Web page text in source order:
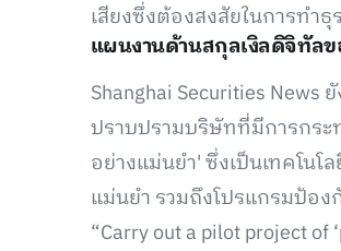
เสียงซึ่งต้องสงสัยในการทำ
แผนงานด้านสกุลเงิลดิจิทัล
Shanghai Securities News
ปราบปรามบริษัทที่มีการกระ
อย่างแม่นยำ' ซึ่งเป็นเทคโน
แม่นยำ รวมถึงโปรแกรมป้อ
“Carry out a pilot project of